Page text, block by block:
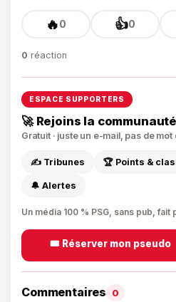
🔥0 👍0
0 réaction
ESPACE SUPPORTERS
🚀 Rejoins la
Gratuit · juste un e-mail, pas de mot
✍️ Tribunes 🏆 Points &
🔔 Alertes
Un média 100 % PSG, sans pub,
🎟️ Réserver mon pseudo
Commentaires 0